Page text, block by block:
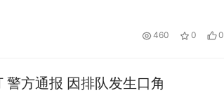
以后更不会是！面临全网‘小三’的言论，一
460 0 0
方通报 因排队发生口角